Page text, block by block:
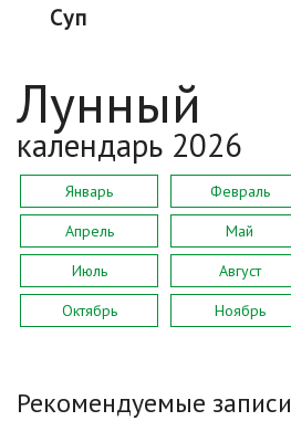
суп
Лунный
календарь 2026
Январь Февраль
Апрель
Май
Июль
Август
Октябрь
Ноябрь
Рекомендуемые записи